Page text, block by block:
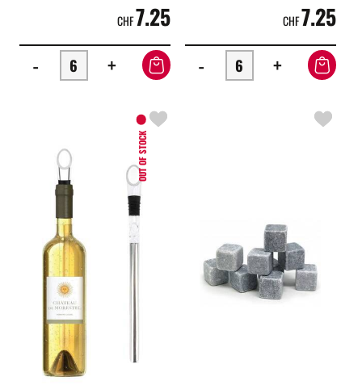
CHF7.25
-
+
CHF7.25
-
+
OUT OF STOCK